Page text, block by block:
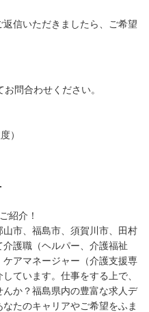
信いただきましたら、ご希望
問合わせください。
）
紹介！
山市、福島市、須賀川市、田村
護職（ヘルパー、介護福祉
アマネージャー（介護支援専
ています。仕事をする上で、
か？福島県内の豊富な求人デ
たのキャリアやご希望をふま